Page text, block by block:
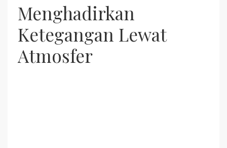
Menghadirkan
Ketegangan Lewat
Atmosfer